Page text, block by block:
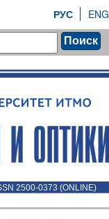
ENG
РУС
Поиск
2500-0373 (ONLINE)